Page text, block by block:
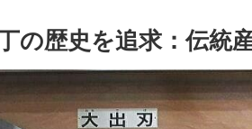
の歴史を追求：伝統